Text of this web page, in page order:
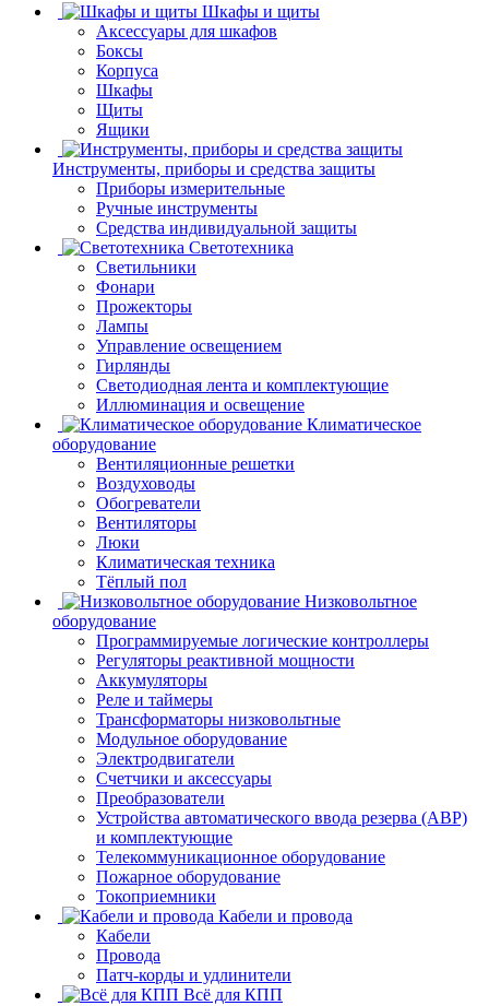
Шкафы и щиты
Аксессуары для шкафов
Боксы
Корпуса
Шкафы
Щиты
Ящики
Инструменты, приборы и средства защиты
Приборы измерительные
Ручные инструменты
Средства индивидуальной защиты
Светотехника
Светильники
Фонари
Прожекторы
Лампы
Управление освещением
Гирлянды
Светодиодная лента и комплектующие
Иллюминация и освещение
Климатическое
оборудование
Вентиляционные решетки
Воздуховоды
Обогреватели
Вентиляторы
Люки
Климатическая техника
Тёплый пол
Низковольтное
оборудование
Программируемые логические контроллеры
Регуляторы реактивной мощности
Аккумуляторы
Реле и таймеры
Трансформаторы низковольтные
Модульное оборудование
Электродвигатели
Счетчики и аксессуары
Преобразователи
Устройства автоматического ввода резерва (АВР)
и комплектующие
Телекоммуникационное оборудование
Пожарное оборудование
Токоприемники
Кабели и провода
Кабели
Провода
Патч-корды и удлинители
Всё для КПП